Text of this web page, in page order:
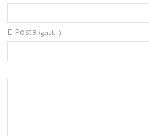
E-Posta (gerekli)